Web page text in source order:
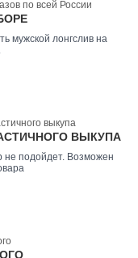
мужской лонгслив на
ВЫКУПА
не подойдет. Возможен